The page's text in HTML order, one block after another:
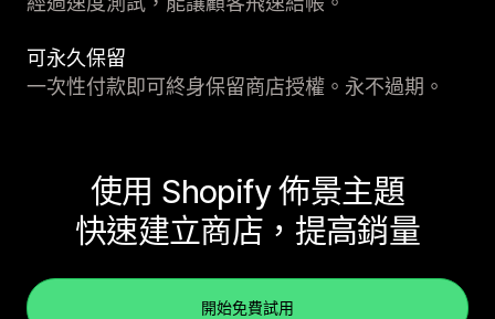
可永久保留
一次性付款即可終身保留商店授權。永不過期。
使用 Shopify 佈景主題
快速建立商店，提高銷量
開始免費試用